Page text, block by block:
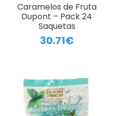
Caramelos de Fruta
Dupont – Pack 24
Saquetas
30.71€